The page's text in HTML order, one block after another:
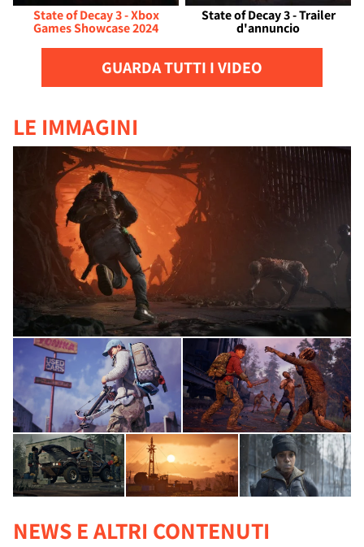
State of Decay 3 - Xbox
Games Showcase 2024
State of Decay 3 - Trailer
d'annuncio
GUARDA TUTTI I VIDEO
LE IMMAGINI
NEWS E ALTRI CONTENUTI